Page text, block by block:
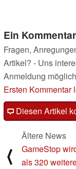
Ein
Fragen,
Artikel? - Uns
Anmeldung
Ersten Kommentar
Diesen Artikel
⟨
Ältere News
GameStop
als 320